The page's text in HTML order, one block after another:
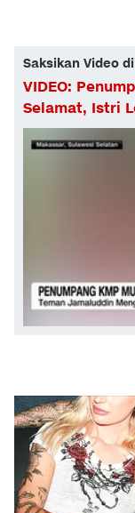
Saksikan Video
VIDEO:
Selamat, Istri